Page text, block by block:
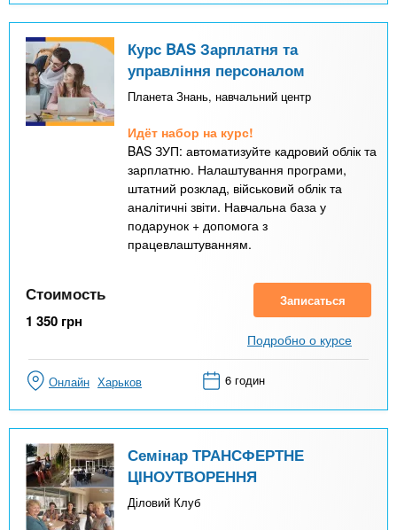
Курс BAS Зарплатня та
управління персоналом
Планета Знань, навчальний центр
Идёт набор на курс!
BAS ЗУП: автоматизуйте кадровий облік та
зарплатню. Налаштування програми,
штатний розклад, військовий облік та
аналітичні звіти. Навчальна база у
подарунок + допомога з
працевлаштуванням.
Стоимость
1 350 грн
Записаться
Подробно о курсе
Онлайн Харьков 6 годин
Семінар ТРАНСФЕРТНЕ
ЦІНОУТВОРЕННЯ
Діловий Клуб